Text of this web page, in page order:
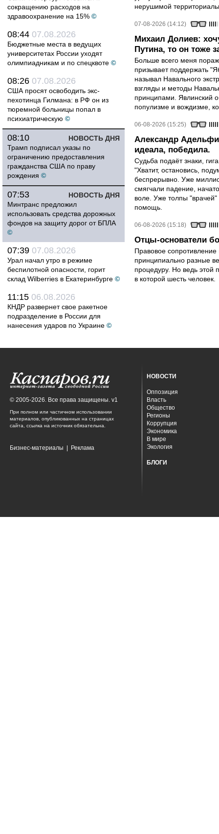
сокращению расходов на
здравоохранение на 15% ©
08:44 07.08.2026
Бюджетные места в ведущих
университетах России уходят
олимпиадникам и по спецквоте ©
08:26 07.08.2026
США просят освободить экс-
пехотинца Гилмана: в РФ он из
тюремной больницы попал в
психиатрическую ©
НОВОСТЬ ДНЯ
08:10
Трамп подписал указы по
ограничению предоставления
гражданства США по праву
рождения ©
НОВОСТЬ ДНЯ
07:53
Минтранс предложил
использовать средства дорожных
фондов на защиту дорог от БПЛА
©
07:39 07.08.2026
Урал начал утро в режиме
беспилотной опасности, горит
склад Wilberries в Екатеринбурге ©
11:15 06.08.2026
КНДР развернет свое ракетное
подразделение в России для
нанесения ударов по Украине ©
нерушимой
07-08-2026 (14:12)
Михаил Долиев:
Путина, то он тоже
Больше всего меня
призывает поддержать
называл Навального
взгляды и методы
принципами. Явлинский
популизме и вождизме,
06-08-2026 (15:25)
Александр
идеала, победила.
Судьба подаёт знаки,
"Хватит, остановись,
беспрерывно. Уже
смягчали падение,
воле. Уже толпы
помощь.
06-08-2026 (15:18)
Отцы-основатели
Правовое
принципиально разные
процедуру. Но ведь этой
в которой шесть человек.
© 2005-2026. Все права защищены. v1
При полном или частичном использовании
материалов, опубликованных на страницах
сайта, ссылка на источник обязательна.
Бизнес-материалы Реклама
НОВОСТИ
Оппозиция
Власть
Общество
Регионы
Коррупция
Экономика
В мире
Экология
БЛОГИ